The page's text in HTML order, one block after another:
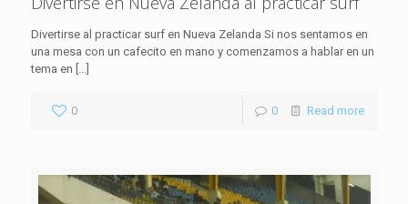
Divertirse al practicar surf en Nueva Zelanda Si nos sentamos en
una mesa con un cafecito en mano y comenzamos a hablar en un
tema en […]
0 0 Read more